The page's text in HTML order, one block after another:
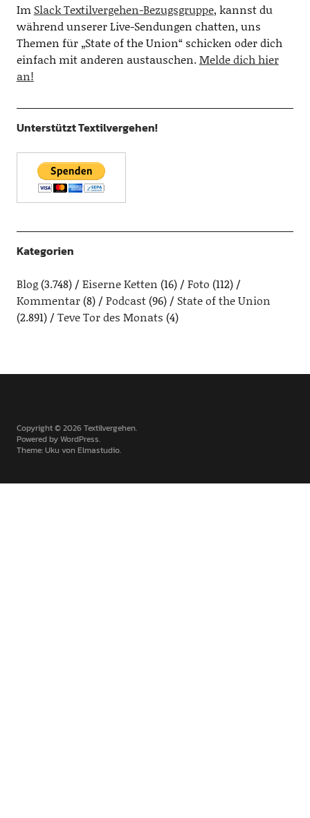
Im Slack Textilvergehen-Bezugsgruppe, kannst du
während unserer Live-Sendungen chatten, uns
Themen für „State of the Union“ schicken oder dich
einfach mit anderen austauschen.Melde dich hier
an!
Unterstützt Textilvergehen!
Kategorien
Blog(3.748) Eiserne Ketten (16) Foto (112)
Kommentar(8) Podcast(96)
State of the Union
(2.891)
Teve Tor des Monats (4)
Copyright © 2026 Textilvergehen
Powered byWordPress
Theme: Uku vonElmastudio